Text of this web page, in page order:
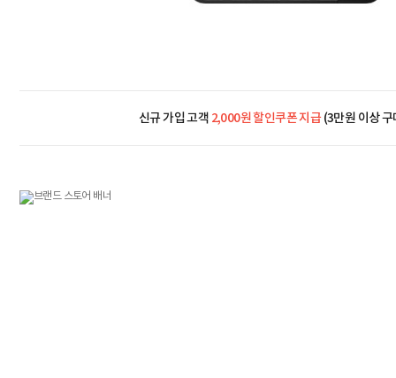
신규 가입 고객 2,000원 할인쿠폰 지급(3만원 이상 구